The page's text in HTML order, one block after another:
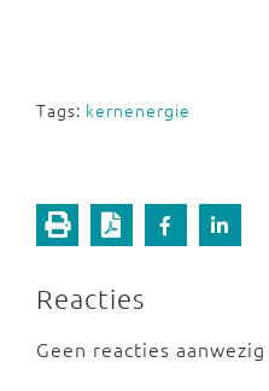
Tags: kernenergie
Reacties
Geen reacties aanwezig